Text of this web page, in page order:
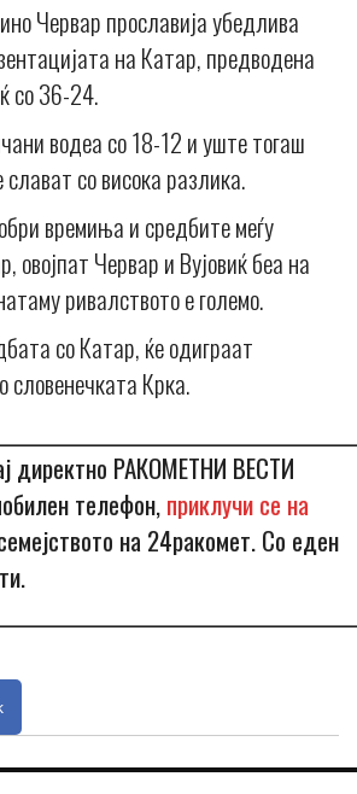
Червар прославија убедлива
на Катар, предводена
со 36-24.
водеа со 18-12 и уште тогаш
со висока разлика.
времиња и средбите меѓу
овојпат Червар и Вујовиќ беа на
ривалството е големо.
со Катар, ќе одиграат
словенечката Крка.
директно РАКОМЕТНИ ВЕСТИ
телефон,приклучи се на
на 24ракомет. Со еден